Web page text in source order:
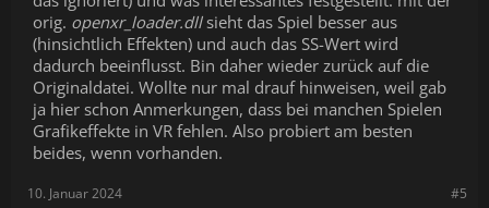
orig. openxr_loader.dll sieht das Spiel besser aus
(hinsichtlich Effekten) und auch das SS-Wert wird
dadurch beeinflusst. Bin daher wieder zurück auf die
Originaldatei. Wollte nur mal drauf hinweisen, weil gab
ja hier schon Anmerkungen, dass bei manchen Spielen
Grafikeffekte in VR fehlen. Also probiert am besten
beides, wenn vorhanden.
#5
10. Januar 2024